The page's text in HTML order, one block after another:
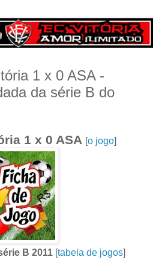
1 x 0 ASA -
da série B do
1 x 0 ASA [o jogo]
B 2011 [tabela de jogos]